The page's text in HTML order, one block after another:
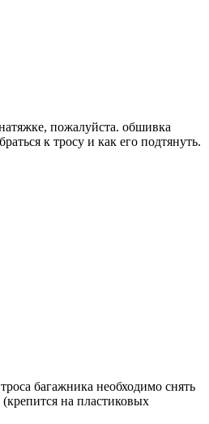
пожалуйста. обшивка
к тросу и как его подтянуть.
багажника необходимо снять
на пластиковых